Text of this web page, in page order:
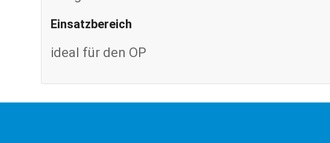
Einsatzbereich
ideal für den OP